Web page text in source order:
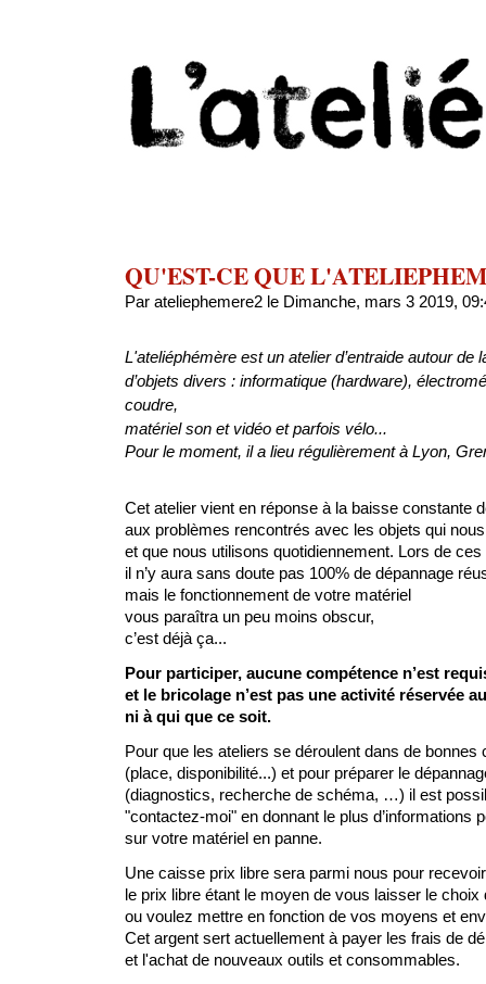
QU'EST-CE QUE
Par ateliephemere2 le Dimanche, mars 3 2019,
L'ateliéphémère est un atelier d’entraide autour de
d’objets divers : informatique (hardware),
coudre,
matériel son et vidéo et parfois vélo...
Pour le moment, il a lieu régulièrement à Lyon,
Cet atelier vient en réponse à la baisse constante
aux problèmes rencontrés avec les objets qui
et que nous utilisons quotidiennement. Lors de ces
il n’y aura sans doute pas 100% de dépannage
mais le fonctionnement de votre matériel
vous paraîtra un peu moins obscur,
c’est déjà ça...
Pour participer, aucune compétence n’est
et le bricolage n’est pas une activité réservée
ni à qui que ce soit.
Pour que les ateliers se déroulent dans de bonnes
(place, disponibilité...) et pour préparer le
(diagnostics, recherche de schéma, …) il est
"contactez-moi" en donnant le plus d’informations
sur votre matériel en panne.
Une caisse prix libre sera parmi nous pour
le prix libre étant le moyen de vous laisser le
ou voulez mettre en fonction de vos moyens et
Cet argent sert actuellement à payer les frais de
et l'achat de nouveaux outils et consommables.